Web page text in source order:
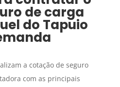
de carga
do Tapuio
a cotação de seguro
com as principais